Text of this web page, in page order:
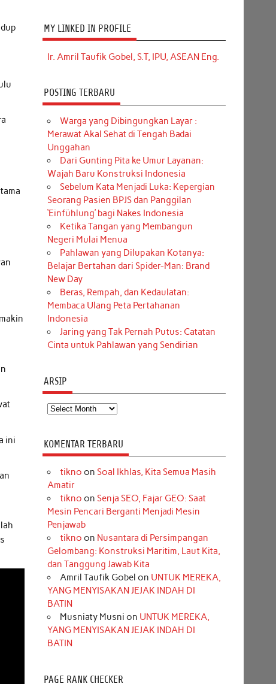
ini
MY LINKED IN PROFILE
Ir. Amril Taufik Gobel, S.T, IPU, ASEAN Eng.
POSTING TERBARU
Warga yang Dibingungkan Layar :
Merawat Akal Sehat di Tengah Badai
Unggahan
Dari Gunting Pita ke Umur Layanan:
Wajah Baru Konstruksi Indonesia
Sebelum Kata Menjadi Luka: Kepergian
Seorang Pasien BPJS dan Panggilan
‘Einfühlung’ bagi Nakes Indonesia
Ketika Tangan yang Membangun
Negeri Mulai Menua
Pahlawan yang Dilupakan Kotanya:
Belajar Bertahan dari Spider-Man: Brand
New Day
Beras, Rempah, dan Kedaulatan:
Membaca Ulang Peta Pertahanan
Indonesia
Jaring yang Tak Pernah Putus: Catatan
Cinta untuk Pahlawan yang Sendirian
ARSIP
Arsip
KOMENTAR TERBARU
tikno on Soal Ikhlas, Kita Semua Masih
Amatir
tikno on Senja SEO, Fajar GEO: Saat
Mesin Pencari Berganti Menjadi Mesin
Penjawab
tikno on Nusantara di Persimpangan
Gelombang: Konstruksi Maritim, Laut Kita,
dan Tanggung Jawab Kita
Amril Taufik Gobel on UNTUK MEREKA,
YANG MENYISAKAN JEJAK INDAH DI
BATIN
Musniaty Musni on UNTUK MEREKA,
YANG MENYISAKAN JEJAK INDAH DI
BATIN
PAGE RANK CHECKER